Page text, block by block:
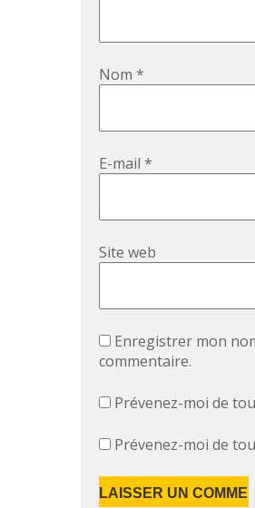
Nom *
E-mail *
Site web
Enregistrer mon
commentaire.
Prévenez-moi de
Prévenez-moi de